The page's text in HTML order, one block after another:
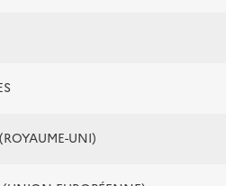
UNI)